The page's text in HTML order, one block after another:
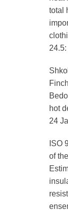
total
hot
24
ISO
of